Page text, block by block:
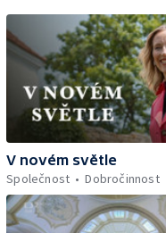
V novém světle
Společnost
Dobročinnost